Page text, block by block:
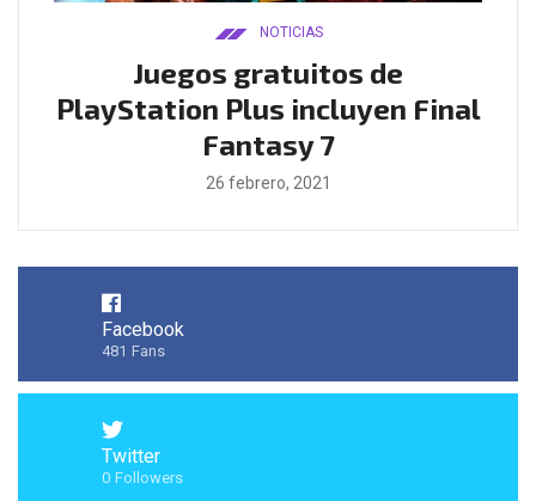
NOTICIAS
Juegos gratuitos de
PlayStation Plus incluyen Final
Fantasy 7
26 febrero, 2021
Facebook
481 Fans
Twitter
0 Followers